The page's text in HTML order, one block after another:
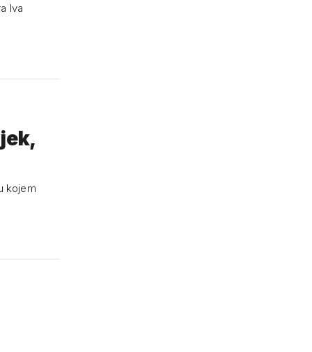
Iva
kojem